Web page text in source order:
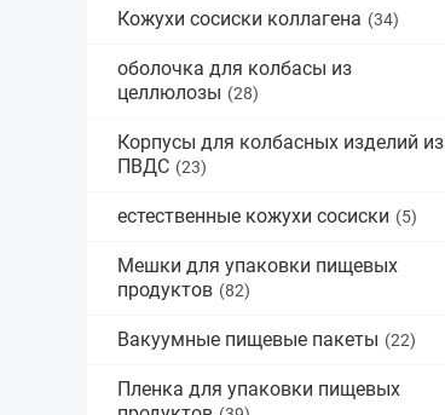
Кожухи сосиски коллагена (34)
оболочка для колбасы из
целлюлозы (28)
Корпусы для колбасных изделий из
ПВДС (23)
естественные кожухи сосиски (5)
Мешки для упаковки пищевых
продуктов (82)
Вакуумные пищевые пакеты (22)
Пленка для упаковки пищевых